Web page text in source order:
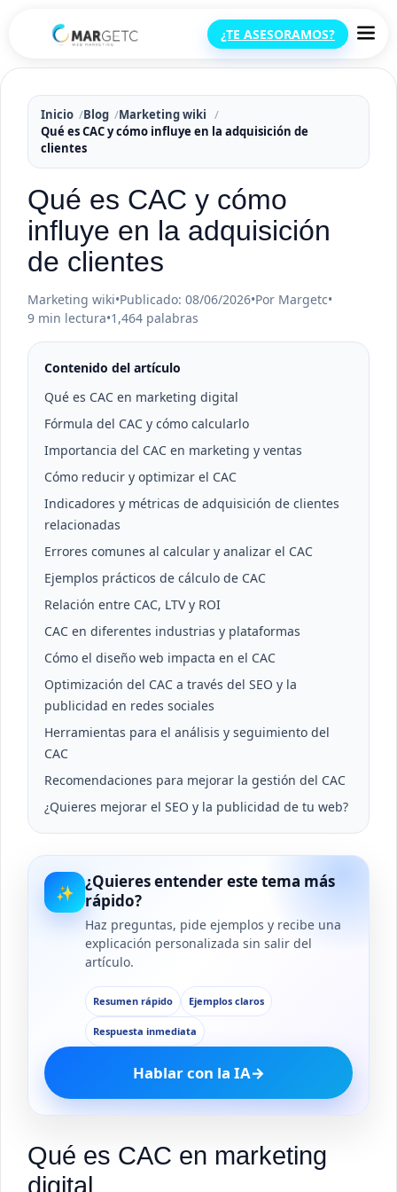
¿TE ASESORAMOS?
Inicio Blog
Marketing wiki
Qué es CAC y cómo influye en la adquisición de
clientes
Qué es CAC y cómo
influye en la adquisición
de clientes
Marketing wiki•Publicado: 08/06/2026•Por Margetc•
9 min lectura•1,464 palabras
Contenido del artículo
Qué es CAC en marketing digital
Fórmula del CAC y cómo calcularlo
Importancia del CAC en marketing y ventas
Cómo reducir y optimizar el CAC
Indicadores y métricas de adquisición de clientes
relacionadas
Errores comunes al calcular y analizar el CAC
Ejemplos prácticos de cálculo de CAC
Relación entre CAC, LTV y ROI
CAC en diferentes industrias y plataformas
Cómo el diseño web impacta en el CAC
Optimización del CAC a través del SEO y la
publicidad en redes sociales
Herramientas para el análisis y seguimiento del
CAC
Recomendaciones para mejorar la gestión del CAC
¿Quieres mejorar el SEO y la publicidad de tu web?
✨
¿Quieres entender este tema más
rápido?
Haz preguntas, pide ejemplos y recibe una
explicación personalizada sin salir del
artículo.
Resumen rápido Ejemplos claros
Respuesta inmediata
Hablar con la IA→
Qué es CAC en marketing
digital